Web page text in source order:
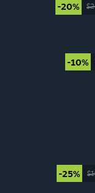
-20%
-10%
-25%